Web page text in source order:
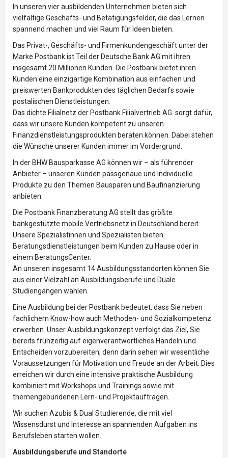
In unseren vier ausbildenden Unternehmen bieten sich
vielfältige Geschäfts- und Betätigungsfelder, die das Lernen
spannend machen und viel Raum für Ideen bieten.
Das Privat-, Geschäfts- und Firmenkundengeschäft unter der
Marke Postbank ist Teil der Deutsche Bank AG mit ihren
insgesamt 20 Millionen Kunden. Die Postbank bietet ihren
Kunden eine einzigartige Kombination aus einfachen und
preiswerten Bankprodukten des täglichen Bedarfs sowie
postalischen Dienstleistungen.
Das dichte Filialnetz der Postbank Filialvertrieb AG sorgt dafür,
dass wir unsere Kunden kompetent zu unseren
Finanzdienstleistungsprodukten beraten können. Dabei stehen
die Wünsche unserer Kunden immer im Vordergrund.
In der BHW Bausparkasse AG können wir – als führender
Anbieter – unseren Kunden passgenaue und individuelle
Produkte zu den Themen Bausparen und Baufinanzierung
anbieten.
Die Postbank Finanzberatung AG stellt das größte
bankgestützte mobile Vertriebsnetz in Deutschland bereit.
Unsere Spezialistinnen und Spezialisten bieten
Beratungsdienstleistungen beim Kunden zu Hause oder in
einem BeratungsCenter.
An unseren insgesamt 14 Ausbildungsstandorten können Sie
aus einer Vielzahl an Ausbildungsberufe und Duale
Studiengängen wählen.
Eine Ausbildung bei der Postbank bedeutet, dass Sie neben
fachlichem Know-how auch Methoden- und Sozialkompetenz
erwerben. Unser Ausbildungskonzept verfolgt das Ziel, Sie
bereits frühzeitig auf eigenverantwortliches Handeln und
Entscheiden vorzubereiten, denn darin sehen wir wesentliche
Voraussetzungen für Motivation und Freude an der Arbeit. Dies
erreichen wir durch eine intensive praktische Ausbildung
kombiniert mit Workshops und Trainings sowie mit
themengebundenen Lern- und Projektaufträgen.
Wir suchen Azubis & Dual Studierende, die mit viel
Wissensdurst und Interesse an spannenden Aufgaben ins
Berufsleben starten wollen.
Ausbildungsberufe und Standorte